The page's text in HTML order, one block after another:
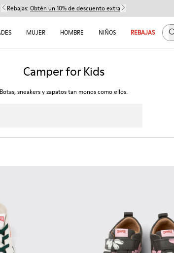
Rebajas: Obtén un 10% de descuento extra
MUJER HOMBRE NIÑOS REBAJAS
Camper for Kids
Botas, sneakers y zapatos tan monos como ellos.